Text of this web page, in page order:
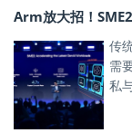
Arm放大招！
传
需
私